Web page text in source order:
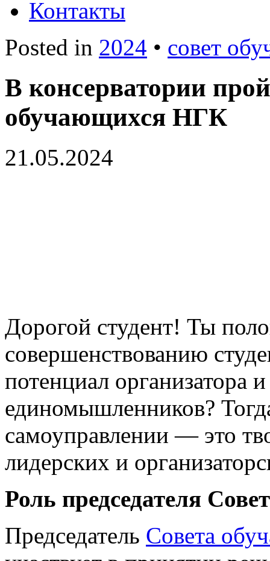
Контакты
Posted in 2024 • совет
В консерватории
обучающихся НГК
21.05.2024
Дорогой студент! Ты
совершенствованию
потенциал организатора
единомышленников?
самоуправлении — это
лидерских и
Роль председателя
Председатель Совета